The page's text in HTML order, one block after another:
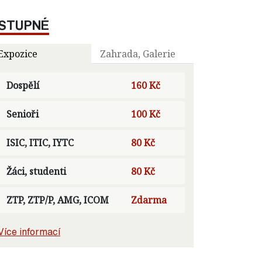
Zahrada, Galerie
Dospělí 160 Kč
Senioři 100 Kč
ISIC, ITIC, IYTC 80 Kč
Žáci, studenti 80 Kč
ZTP, ZTP/P, AMG, ICOM Zdarma
informací